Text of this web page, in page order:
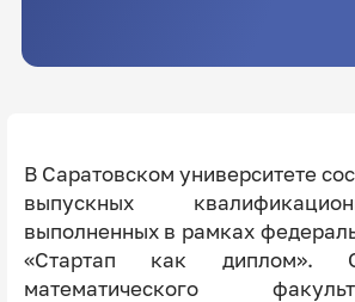
В Саратовском университете
выпускных
выполненных в рамках
«Стартап как диплом».
математического